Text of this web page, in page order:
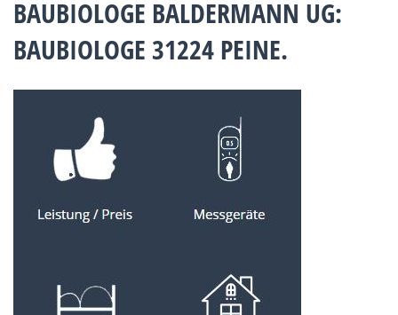
BAUBIOLOGE BALDERMANN UG:
BAUBIOLOGE 31224 PEINE.